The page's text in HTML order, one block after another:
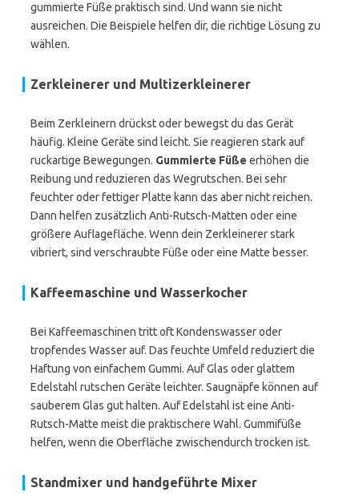
gummierte Füße praktisch sind. Und wann sie nicht
ausreichen. Die Beispiele helfen dir, die richtige Lösung zu
wählen.
Zerkleinerer und Multizerkleinerer
Beim Zerkleinern drückst oder bewegst du das Gerät
häufig. Kleine Geräte sind leicht. Sie reagieren stark auf
ruckartige Bewegungen. Gummierte Füße erhöhen die
Reibung und reduzieren das Wegrutschen. Bei sehr
feuchter oder fettiger Platte kann das aber nicht reichen.
Dann helfen zusätzlich Anti-Rutsch-Matten oder eine
größere Auflagefläche. Wenn dein Zerkleinerer stark
vibriert, sind verschraubte Füße oder eine Matte besser.
Kaffeemaschine und Wasserkocher
Bei Kaffeemaschinen tritt oft Kondenswasser oder
tropfendes Wasser auf. Das feuchte Umfeld reduziert die
Haftung von einfachem Gummi. Auf Glas oder glattem
Edelstahl rutschen Geräte leichter. Saugnäpfe können auf
sauberem Glas gut halten. Auf Edelstahl ist eine Anti-
Rutsch-Matte meist die praktischere Wahl. Gummifüße
helfen, wenn die Oberfläche zwischendurch trocken ist.
Standmixer und handgeführte Mixer